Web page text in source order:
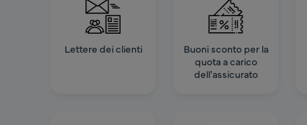
Lettere dei clienti
Buoni sconto per la
quota a carico
dell'assicurato